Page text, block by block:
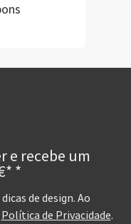
e recebe um
*
de design. Ao
Política de Privacidade.